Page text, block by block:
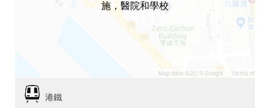
施，醫院和學校
港鐵